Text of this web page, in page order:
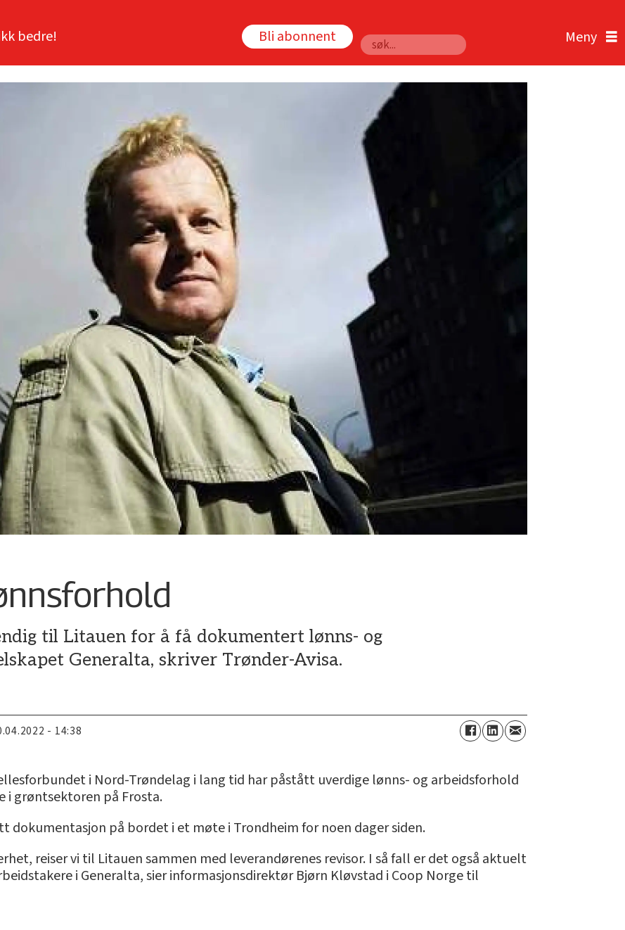
bedre! Bli abonnent
Søk
til Litauen for å få dokumentert lønns- og
Generalta, skriver Trønder-Avisa.
- 14:38
i Nord-Trøndelag i lang tid har påstått uverdige lønns- og arbeidsforhold
i grøntsektoren på Frosta.
dokumentasjon på bordet i et møte i Trondheim for noen dager siden.
reiser vi til Litauen sammen med leverandørenes revisor. I så fall er det også aktuelt
i Generalta, sier informasjonsdirektør Bjørn Kløvstad i Coop Norge til